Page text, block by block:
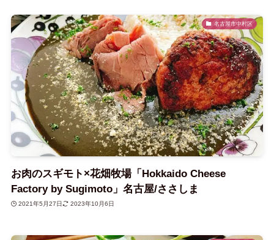
名古屋市中村区
お肉のスギモト×花畑牧場「Hokkaido Cheese
Factory by Sugimoto」名古屋/ささしま
2021年5月27日 2023年10月6日